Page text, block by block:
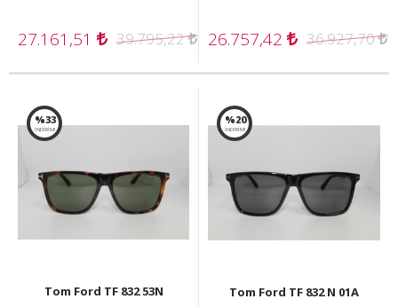
27.161,51 39.795,22 26.757,42 36.927,70
%33
İNDİRİM!
Tom Ford TF 832 53N
%20
İNDİRİM!
Tom Ford TF 832 N 01A